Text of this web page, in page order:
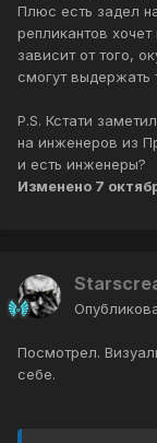
Плюс есть задел
репликантов
зависит от того,
смогут выдержать
P.S. Кстати
на инженеров из
и есть инженеры?
Изменено 7
Посмотрел.
себе.